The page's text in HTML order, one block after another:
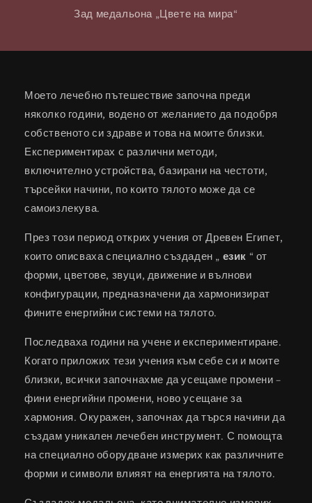
Зад медальона „Цвете на мира“
Моето лечебно пътешествие започна преди
няколко години, водено от желанието да подобря
собственото си здраве и това на моите близки.
Експериментирах с различни методи,
включително устройства, базирани на честоти,
търсейки начини, по които тялото може да се
самоизлекува.
През този период открих учения от Древен Египет,
които описваха специално създаден „ език “ от
форми, цветове, звуци, движение и вълнови
конфигурации, предназначени да хармонизират
фините енергийни системи на тялото.
Последваха години на учене и експериментиране.
Когато приложих тези учения към себе си и моите
близки, всички започнахме да усещаме промени –
фини енергийни промени, ново усещане за
хармония. Окуражен, започнах да търся начини да
създам уникален лечебен инструмент. С помощта
на специално оборудване измерих как различните
форми и символи влияят на енергията на тялото.